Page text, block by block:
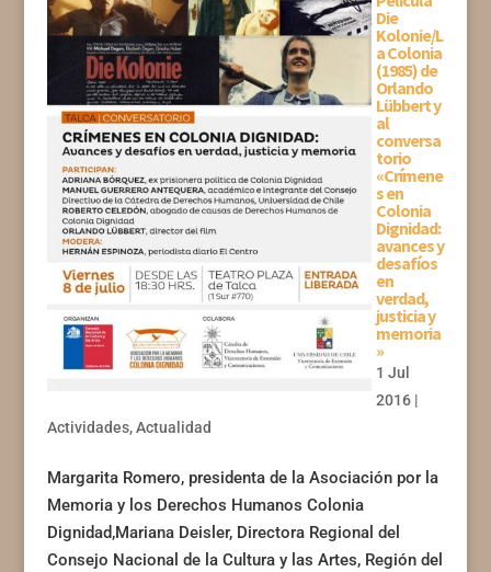
Die
Kolonie/L
a Colonia
(1985) de
Orlando
Lübbert y
al
conversa
torio
«Crímene
s en
Colonia
Dignidad:
avances y
desafíos
en
verdad,
justicia y
memoria
»
1 Jul
2016|
Actividades,Actualidad
Margarita Romero, presidenta de la Asociación por la
Memoria y los Derechos Humanos Colonia
Dignidad,Mariana Deisler, Directora Regional del
Consejo Nacional de la Cultura y las Artes, Región del